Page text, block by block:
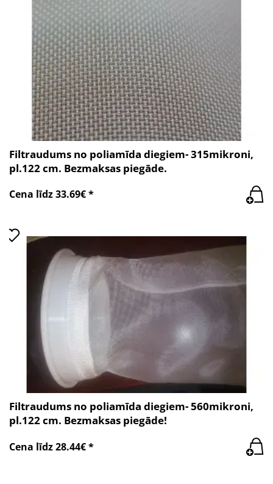
Filtraudums no poliamīda diegiem- 315mikroni,
pl.122 cm. Bezmaksas piegāde.
Cena līdz 33.69€ *
Filtraudums no poliamīda diegiem- 560mikroni,
pl.122 cm. Bezmaksas piegāde!
Cena līdz 28.44€ *